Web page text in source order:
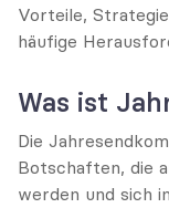
Vorteile,
häufige
Was ist
Die
Botschaften, die
werden und sich